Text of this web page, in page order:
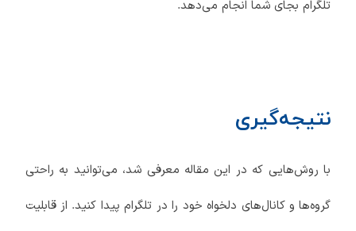
تلگرام بجای شما انجام می‌دهد.
نتیجه‌گیری
با روش‌هایی که در این مقاله معرفی شد، می‌توانید به راحتی
گروه‌ها و کانال‌های دلخواه خود را در تلگرام پیدا کنید. از قابلیت